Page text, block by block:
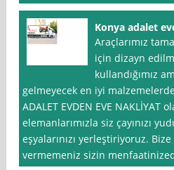
Konya adalet
Araçlarımız
için dizayn
kullandığımız
gelmeyecek en iyi
ADALET EVDEN EVE
elemanlarımızla siz çayınızı
eşyalarınızı yerleştiriyoruz.
vermemeniz sizin